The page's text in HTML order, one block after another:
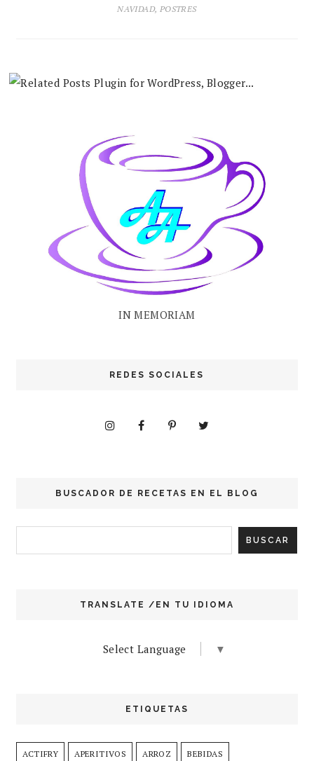
NAVIDAD, POSTRES
IN MEMORIAM
REDES SOCIALES
BUSCADOR DE RECETAS EN EL BLOG
TRANSLATE /EN TU IDIOMA
Select Language ▼
ETIQUETAS
ACTIFRY APERITIVOS ARROZ BEBIDAS